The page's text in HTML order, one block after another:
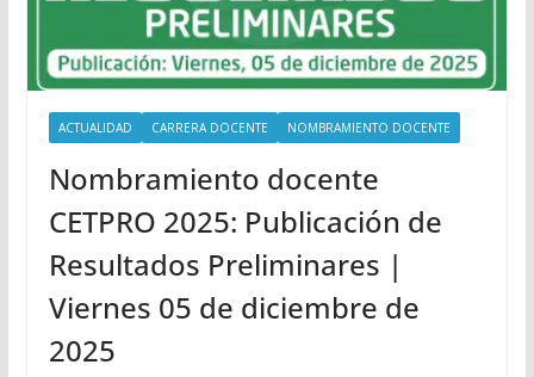
ACTUALIDAD CARRERA DOCENTE NOMBRAMIENTO DOCENTE
Nombramiento docente
CETPRO 2025: Publicación de
Resultados Preliminares |
Viernes 05 de diciembre de
2025